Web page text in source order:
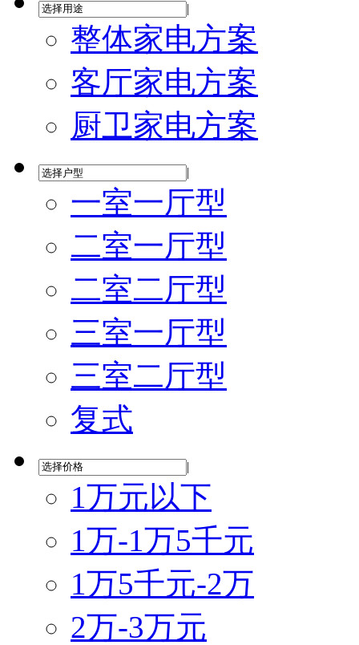
|
整体家电方案
客厅家电方案
厨卫家电方案
|
一室一厅型
二室一厅型
二室二厅型
三室一厅型
三室二厅型
复式
|
1万元以下
1万-1万5千元
1万5千元-2万
2万-3万元